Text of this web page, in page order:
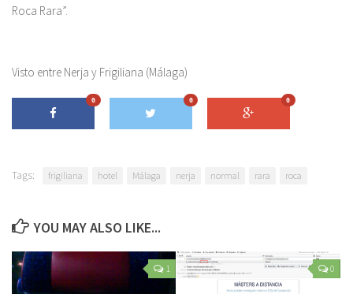
Roca Rara”.
Visto entre Nerja y Frigiliana (Málaga)
0 0 0
Tags: frigiliana hotel Málaga nerja normal rara roca
YOU MAY ALSO LIKE...
1 0